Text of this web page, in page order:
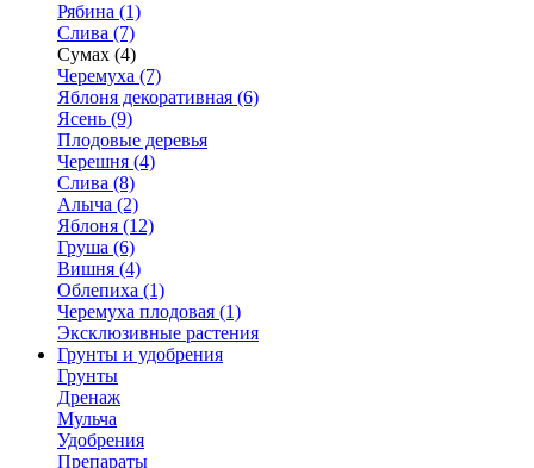
Рябина (1)
Слива (7)
Сумах (4)
Черемуха (7)
Яблоня декоративная (6)
Ясень (9)
Плодовые деревья
Черешня (4)
Слива (8)
Алыча (2)
Яблоня (12)
Груша (6)
Вишня (4)
Облепиха (1)
Черемуха плодовая (1)
Эксклюзивные растения
Грунты и удобрения
Грунты
Дренаж
Мульча
Удобрения
Препараты